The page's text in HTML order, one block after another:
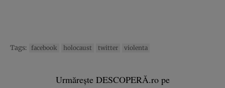
Tags: facebook holocaust twitter violenta
Urmărește DESCOPERĂ.ro pe